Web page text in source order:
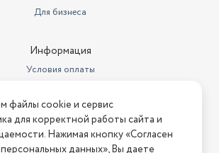
T10
SL3
H2
дедушке
PZ0
Для бизнеса
Информация
Условия оплаты
Условия возврата
ошибку на сайте? Напишите нам
файлы cookie и сервис
для корректной работы сайта и
Нажимая кнопку «Согласен
данных», Вы даете